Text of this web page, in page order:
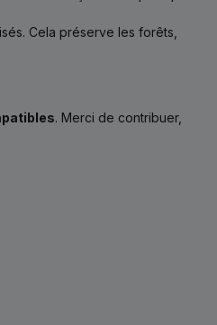
Cela préserve les forêts,
. Merci de contribuer,